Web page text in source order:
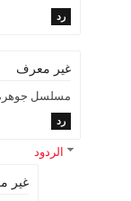
رد
غير معرف
مسلسل جوهره
رد
الردود
غير